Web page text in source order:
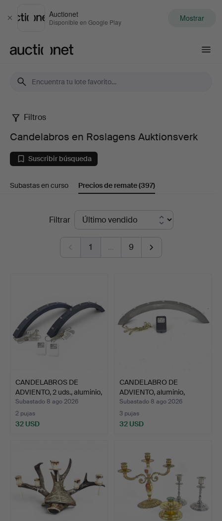
Cerrar
Auctionet
Disponible en Google Play Mostrar
Candelabros
en
Roslagens
Auktionsverk
Filtros
Candelabros en Roslagens Auktionsverk
Suscribir búsqueda
Subastas en curso Precios de remate(397)
Filtrar
1 … 9
CANDELABROS DE
ADVIENTO, 2 uds., aluminio,
…
Subastado 8 ago 2026
2 pujas
32 USD
CANDELABRO DE
ADVIENTO, aluminio,
diseñado…
Subastado 8 ago 2026
3 pujas
32 USD